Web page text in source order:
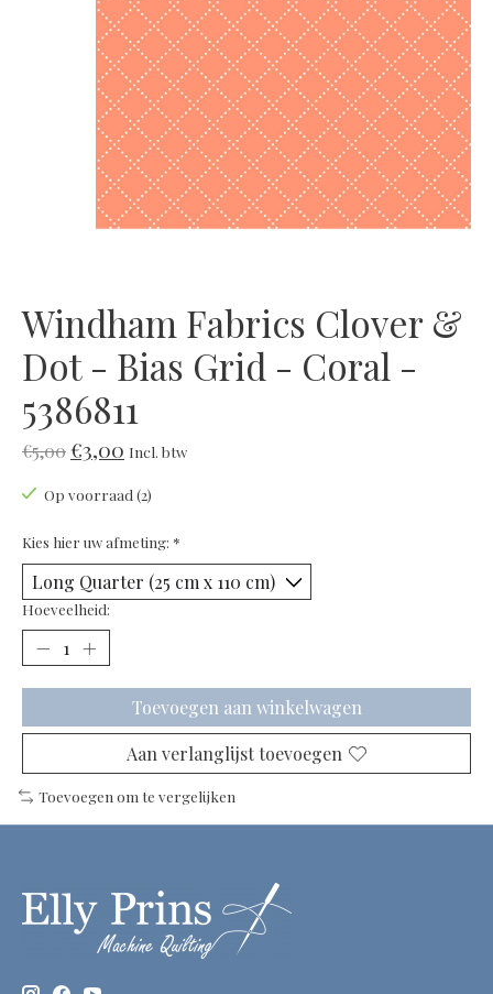
Windham Fabrics Clover &
Dot - Bias Grid - Coral -
5386811
€5,00€3,00 Incl. btw
Op voorraad (2)
Kies hier uw afmeting: *
Hoeveelheid:
Toevoegen aan winkelwagen
Aan verlanglijst toevoegen
Toevoegen om te vergelijken